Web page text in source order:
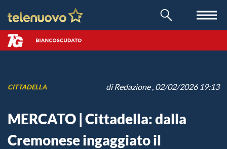
CITTADELLA diRedazione, 02/02/2026 19:13
MERCATO | Cittadella: dalla
Cremonese ingaggiato il